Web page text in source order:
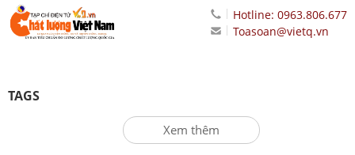
Hotline: 0963.806.677
Toasoan@vietq.vn
TAGS
Xem thêm